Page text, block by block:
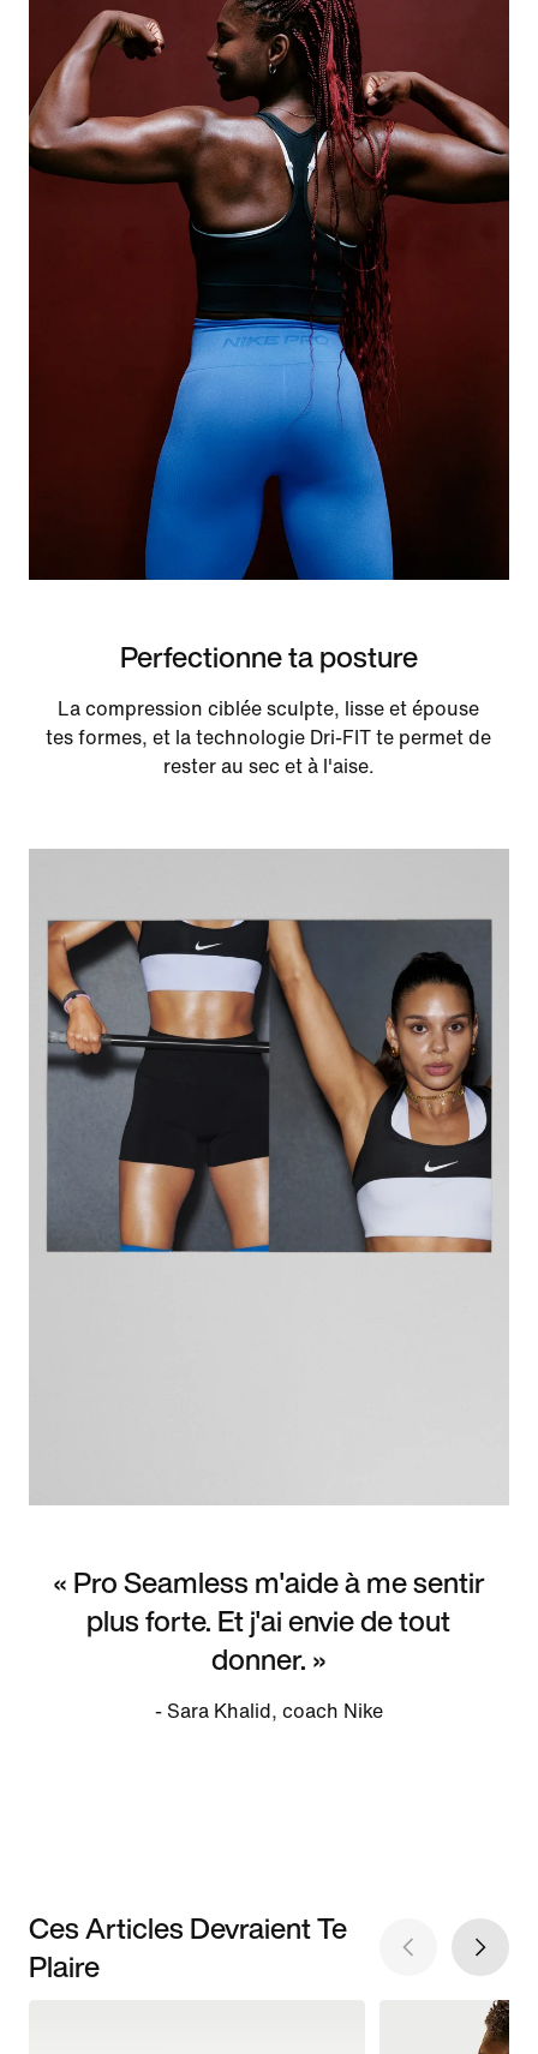
Perfectionne ta posture
La compression ciblée sculpte, lisse et épouse
tes formes, et la technologie Dri-FIT te permet de
rester au sec et à l'aise.
« Pro Seamless m'aide à me sentir
plus forte. Et j'ai envie de tout
donner. »
- Sara Khalid, coach Nike
Ces Articles Devraient Te
Plaire